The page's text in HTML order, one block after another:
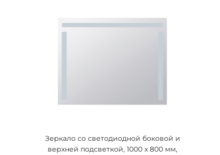
Зеркало со светодиодной боковой и
верхней подсветкой, 1000 x 800 мм,